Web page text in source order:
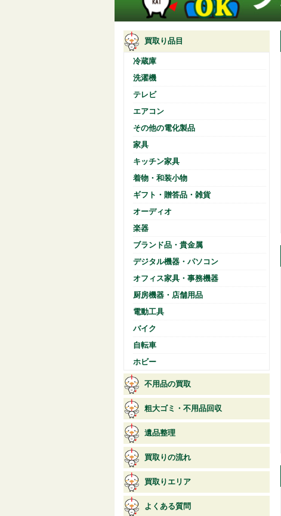
買取り品目
冷蔵庫
洗濯機
テレビ
エアコン
その他の電化製品
家具
キッチン家具
着物・和装小物
ギフト・贈答品・雑貨
オーディオ
楽器
ブランド品・貴金属
デジタル機器・パソコン
オフィス家具・事務機器
厨房機器・店舗用品
電動工具
バイク
自転車
ホビー
不用品の買取
粗大ゴミ・不用品回収
遺品整理
買取りの流れ
買取りエリア
よくある質問